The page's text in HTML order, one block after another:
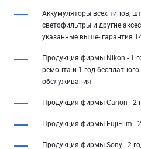
Аккумуляторы всех типов,
светофильтры и другие
указанные выше- гарантия
Продукция фирмы Nikon - 1
ремонта и 1 год бесплатного
обслуживания
Продукция фирмы Canon - 2
Продукция фирмы FujiFilm -
Продукция фирмы Sony - 2